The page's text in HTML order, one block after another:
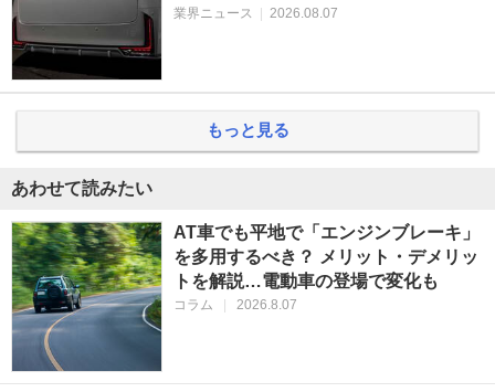
業界ニュース 2026.08.07
もっと見る
あわせて読みたい
AT車でも平地で「エンジンブレーキ」
を多用するべき？ メリット・デメリッ
トを解説…電動車の登場で変化も
コラム 2026.8.07